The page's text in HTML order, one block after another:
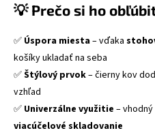
💡 Prečo si ho
✅ Úspora miesta– vďaka
košíky ukladať na seba
✅Štýlový prvok– čierny kov
vzhľad
✅ Univerzálne využitie – vhodný
viacúčelové skladovanie